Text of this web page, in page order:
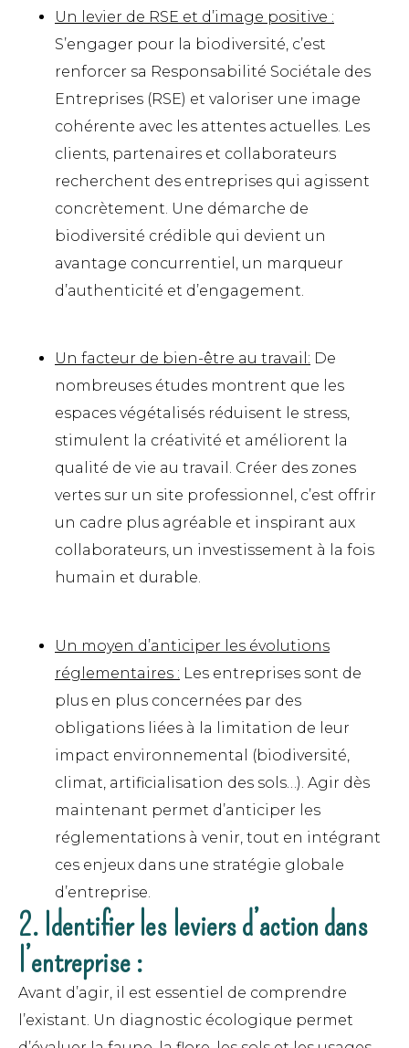
Un levier de RSE et d’image positive :
S’engager pour la biodiversité, c’est
renforcer sa Responsabilité Sociétale des
Entreprises (RSE) et valoriser une image
cohérente avec les attentes actuelles. Les
clients, partenaires et collaborateurs
recherchent des entreprises qui agissent
concrètement. Une démarche de
biodiversité crédible qui devient un
avantage concurrentiel, un marqueur
d’authenticité et d’engagement.
Un facteur de bien-être au travail : De
nombreuses études montrent que les
espaces végétalisés réduisent le stress,
stimulent la créativité et améliorent la
qualité de vie au travail. Créer des zones
vertes sur un site professionnel, c’est offrir
un cadre plus agréable et inspirant aux
collaborateurs, un investissement à la fois
humain et durable.
Un moyen d’anticiper les évolutions
réglementaires : Les entreprises sont de
plus en plus concernées par des
obligations liées à la limitation de leur
impact environnemental
(biodiversité,
climat, artificialisation des sols…). Agir dès
maintenant permet d’anticiper les
réglementations à venir, tout en intégrant
ces enjeux dans une stratégie globale
d’entreprise.
2. Identifier les leviers d’action dans
l’entreprise :
Avant d’agir, il est essentiel de comprendre
l’existant. Un diagnostic écologique permet